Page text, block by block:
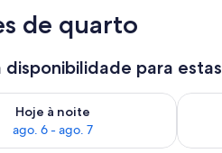
de quarto
disponibilidade para
Hoje à noite
ago. 6 - ago. 7
para esta noite,